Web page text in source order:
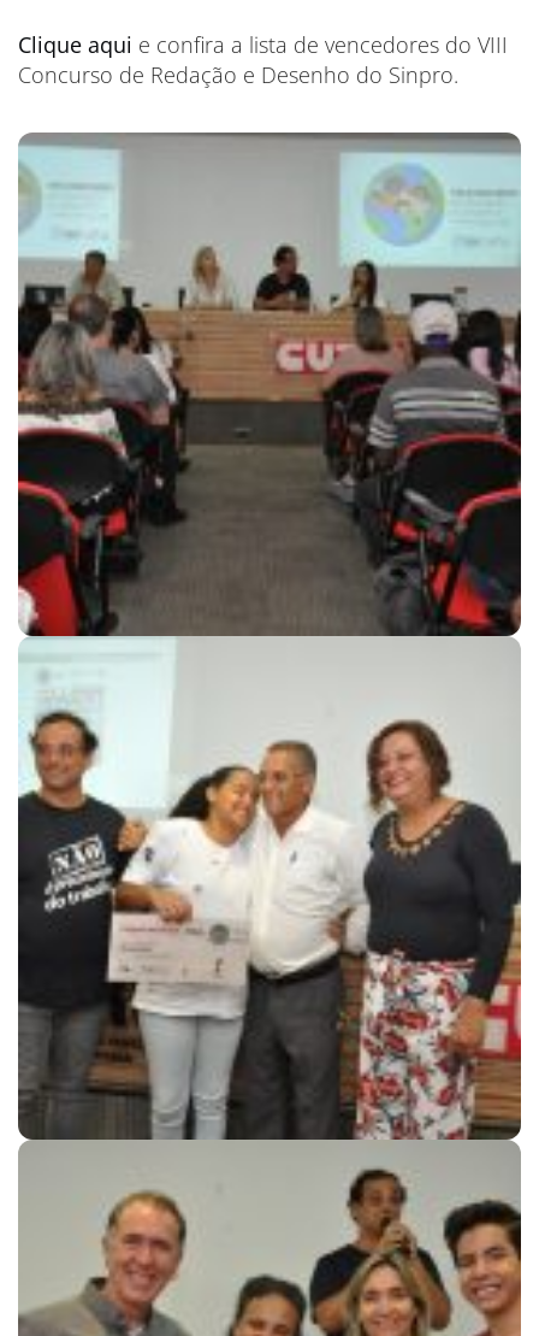
Clique aqui e confira a lista de vencedores do VIII
Concurso de Redação e Desenho do Sinpro.